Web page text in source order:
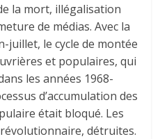
la mort, illégalisation
de médias. Avec la
juillet, le cycle de montée
et populaires, qui
les années 1968-
d’accumulation des
était bloqué. Les
détruites.